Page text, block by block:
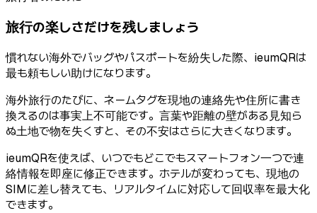
旅行の楽しさだけを残しましょう
慣れない海外でバッグやパスポートを紛失した際、ieumQRは
最も頼もしい助けになります。
海外旅行のたびに、ネームタグを現地の連絡先や住所に書き
換えるのは事実上不可能です。言葉や距離の壁がある見知ら
ぬ土地で物を失くすと、その不安はさらに大きくなります。
ieumQRを使えば、いつでもどこでもスマートフォン一つで連
絡情報を即座に修正できます。ホテルが変わっても、現地の
SIMに差し替えても、リアルタイムに対応して回収率を最大化
できます。